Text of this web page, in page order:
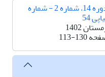
دوره 14، شماره 2 - شماره
54
1402
113-130